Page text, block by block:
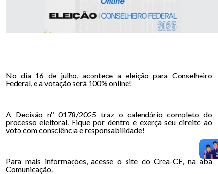
No dia 16 de julho, acontece a eleição para Conselheiro
Federal, e a votação será 100% online!
A Decisão nº 0178/2025 traz o calendário completo do
processo eleitoral. Fique por dentro e exerça seu direito ao
voto com consciência e responsabilidade!
Para mais informações, acesse o site do Crea-CE, na aba
Comunicação.